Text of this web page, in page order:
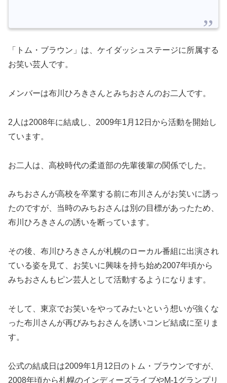
「トム・ブラウン」は、ケイダッシュステージに所属する
お笑い芸人です。
メンバーは布川ひろきさんとみちおさんのお二人です。
2人は2008年に結成し、2009年1月12日から活動を開始し
ています。
お二人は、高校時代の柔道部の先輩後輩の関係でした。
みちおさんが高校を卒業する前に布川さんがお笑いに誘っ
たのですが、当時のみちおさんは別の目標があったため、
布川ひろきさんの誘いを断っています。
その後、布川ひろきさんが札幌のローカル番組に出演され
ている姿を見て、お笑いに興味を持ち始め2007年頃から
みちおさんもピン芸人として活動するようになります。
そして、東京でお笑いをやってみたいという想いが強くな
った布川さんが再びみちおさんを誘いコンビ結成に至りま
す。
公式の結成日は2009年1月12日のトム・ブラウンですが、
2008年頃から札幌のインディーズライブやM-1グランプリ